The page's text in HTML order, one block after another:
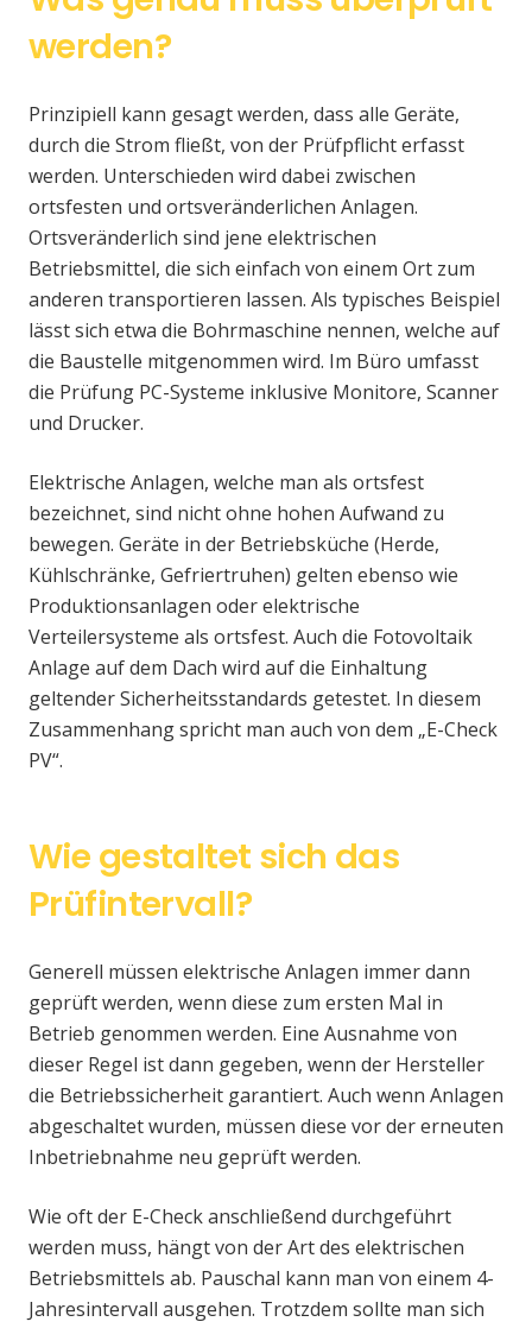
werden?
Prinzipiell kann gesagt werden, dass alle Geräte,
durch die Strom fließt, von der Prüfpflicht erfasst
werden. Unterschieden wird dabei zwischen
ortsfesten und ortsveränderlichen Anlagen.
Ortsveränderlich sind jene elektrischen
Betriebsmittel, die sich einfach von einem Ort zum
anderen transportieren lassen. Als typisches Beispiel
lässt sich etwa die Bohrmaschine nennen, welche auf
die Baustelle mitgenommen wird. Im Büro umfasst
die Prüfung PC-Systeme inklusive Monitore, Scanner
und Drucker.
Elektrische Anlagen, welche man als ortsfest
bezeichnet, sind nicht ohne hohen Aufwand zu
bewegen. Geräte in der Betriebsküche (Herde,
Kühlschränke, Gefriertruhen) gelten ebenso wie
Produktionsanlagen oder elektrische
Verteilersysteme als ortsfest. Auch die Fotovoltaik
Anlage auf dem Dach wird auf die Einhaltung
geltender Sicherheitsstandards getestet. In diesem
Zusammenhang spricht man auch von dem „E-Check
PV“.
Wie gestaltet sich das
Prüfintervall?
Generell müssen elektrische Anlagen immer dann
geprüft werden, wenn diese zum ersten Mal in
Betrieb genommen werden. Eine Ausnahme von
dieser Regel ist dann gegeben, wenn der Hersteller
die Betriebssicherheit garantiert. Auch wenn Anlagen
abgeschaltet wurden, müssen diese vor der erneuten
Inbetriebnahme neu geprüft werden.
Wie oft der E-Check anschließend durchgeführt
werden muss, hängt von der Art des elektrischen
Betriebsmittels ab. Pauschal kann man von einem 4-
Jahresintervall ausgehen. Trotzdem sollte man sich